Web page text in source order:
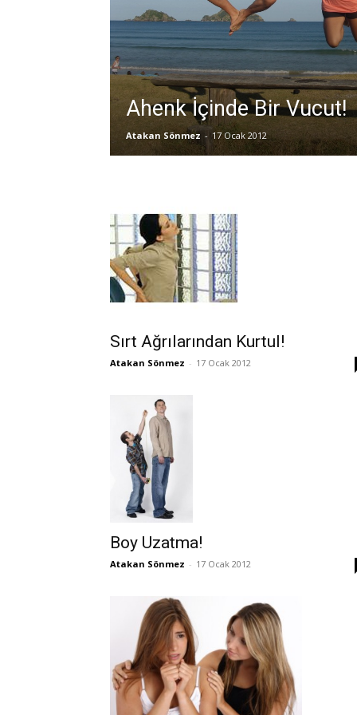
Ahenk İçinde Bir Vucut!
Atakan Sönmez - 17 Ocak 2012
Sırt Ağrılarından Kurtul!
Atakan Sönmez - 17 Ocak 2012
Boy Uzatma!
Atakan Sönmez - 17 Ocak 2012